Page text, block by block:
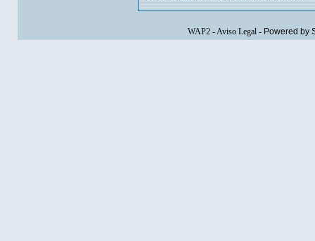
WAP2-Aviso Legal- Powered by